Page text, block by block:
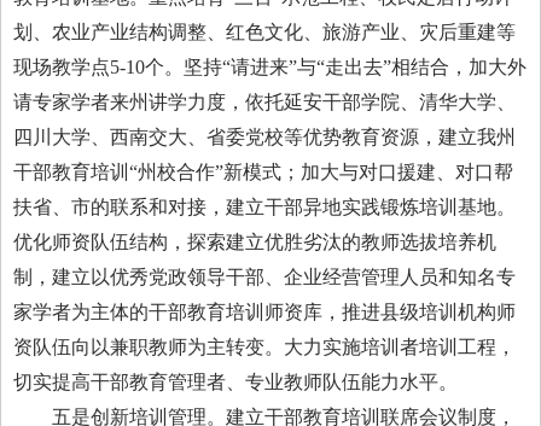
划、农业产业结构调整、红色文化、旅游产业、灾后重建等
现场教学点5-10个。坚持“请进来”与“走出去”相结合，加大外
请专家学者来州讲学力度，依托延安干部学院、清华大学、
四川大学、西南交大、省委党校等优势教育资源，建立我州
干部教育培训“州校合作”新模式；加大与对口援建、对口帮
扶省、市的联系和对接，建立干部异地实践锻炼培训基地。
优化师资队伍结构，探索建立优胜劣汰的教师选拔培养机
制，建立以优秀党政领导干部、企业经营管理人员和知名专
家学者为主体的干部教育培训师资库，推进县级培训机构师
资队伍向以兼职教师为主转变。大力实施培训者培训工程，
切实提高干部教育管理者、专业教师队伍能力水平。
五是创新培训管理。建立干部教育培训联席会议制度，